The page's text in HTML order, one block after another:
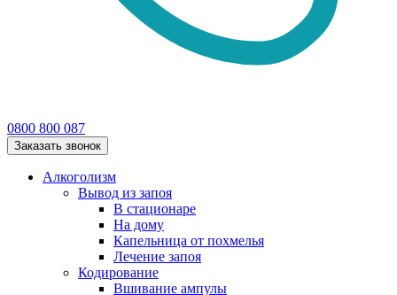
0800 800 087
Заказать звонок
Алкоголизм
Вывод из запоя
В стационаре
На дому
Капельница от похмелья
Лечение запоя
Кодирование
Вшивание ампулы